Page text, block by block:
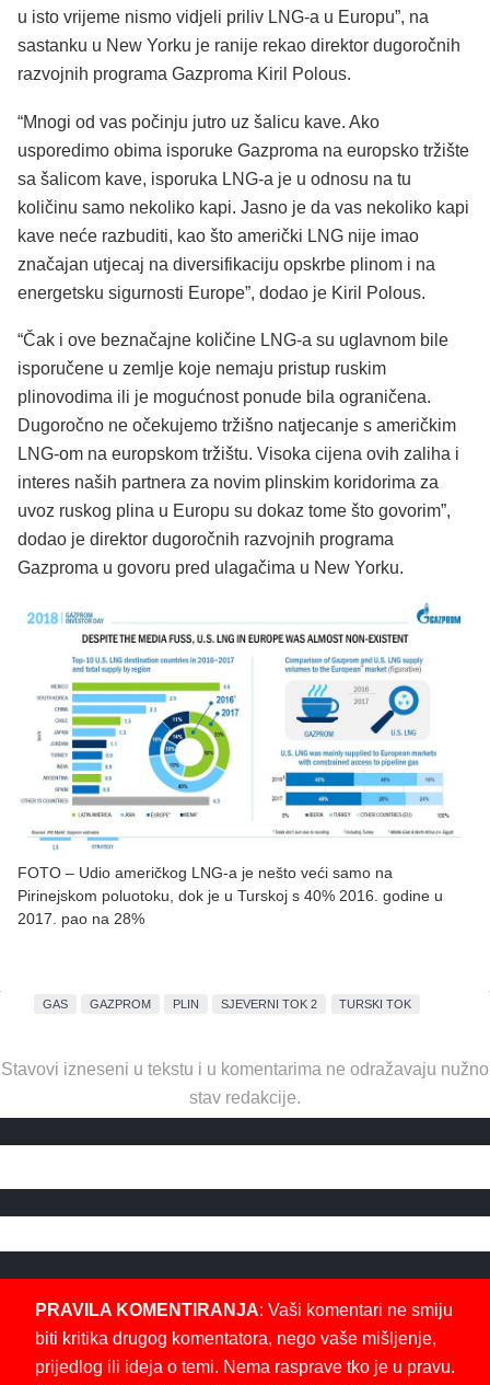
u isto vrijeme nismo vidjeli priliv LNG-a u Europu”, na
sastanku u New Yorku je ranije rekao direktor dugoročnih
razvojnih programa Gazproma Kiril Polous.
“Mnogi od vas počinju jutro uz šalicu kave. Ako
usporedimo obima isporuke Gazproma na europsko tržište
sa šalicom kave, isporuka LNG-a je u odnosu na tu
količinu samo nekoliko kapi. Jasno je da vas nekoliko kapi
kave neće razbuditi, kao što američki LNG nije imao
značajan utjecaj na diversifikaciju opskrbe plinom i na
energetsku sigurnosti Europe”, dodao je Kiril Polous.
“Čak i ove beznačajne količine LNG-a su uglavnom bile
isporučene u zemlje koje nemaju pristup ruskim
plinovodima ili je mogućnost ponude bila ograničena.
Dugoročno ne očekujemo tržišno natjecanje s američkim
LNG-om na europskom tržištu. Visoka cijena ovih zaliha i
interes naših partnera za novim plinskim koridorima za
uvoz ruskog plina u Europu su dokaz tome što govorim”,
dodao je direktor dugoročnih razvojnih programa
Gazproma u govoru pred ulagačima u New Yorku.
FOTO – Udio američkog LNG-a je nešto veći samo na
Pirinejskom poluotoku, dok je u Turskoj s 40% 2016. godine u
2017. pao na 28%
GAS GAZPROM PLIN SJEVERNI TOK 2 TURSKI TOK
Stavovi izneseni u tekstu i u komentarima ne odražavaju nužno
stav redakcije.
PRAVILA KOMENTIRANJA: Vaši komentari ne smiju
biti kritika drugog komentatora, nego vaše mišljenje,
prijedlog ili ideja o temi. Nema rasprave tko je u pravu.